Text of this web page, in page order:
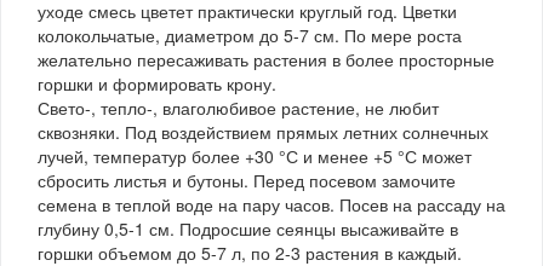
уходе смесь цветет практически круглый год. Цветки
колокольчатые, диаметром до 5-7 см. По мере роста
желательно пересаживать растения в более просторные
горшки и формировать крону.
Свето-, тепло-, влаголюбивое растение, не любит
сквозняки. Под воздействием прямых летних солнечных
лучей, температур более +30 °С и менее +5 °С может
сбросить листья и бутоны. Перед посевом замочите
семена в теплой воде на пару часов. Посев на рассаду на
глубину 0,5-1 см. Подросшие сеянцы высаживайте в
горшки объемом до 5-7 л, по 2-3 растения в каждый.